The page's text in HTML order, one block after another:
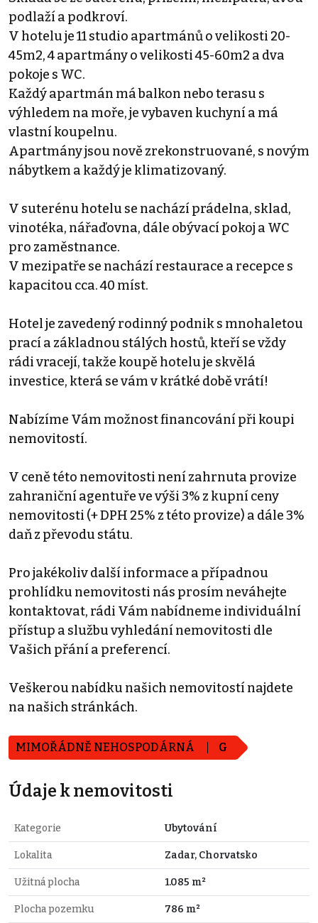
podlaží a podkroví.
V hotelu je 11 studio apartmánů o velikosti 20-
45m2, 4 apartmány o velikosti 45-60m2 a dva
pokoje s WC.
Každý apartmán má balkon nebo terasu s
výhledem na moře, je vybaven kuchyní a má
vlastní koupelnu.
Apartmány jsou nově zrekonstruované, s novým
nábytkem a každý je klimatizovaný.
V suterénu hotelu se nachází prádelna, sklad,
vinotéka, nářaďovna, dále obývací pokoj a WC
pro zaměstnance.
V mezipatře se nachází restaurace a recepce s
kapacitou cca. 40 míst.
Hotel je zavedený rodinný podnik s mnohaletou
prací a základnou stálých hostů, kteří se vždy
rádi vracejí, takže koupě hotelu je skvělá
investice, která se vám v krátké době vrátí!
Nabízíme Vám možnost financování při koupi
nemovitostí.
V ceně této nemovitosti není zahrnuta provize
zahraniční agentuře ve výši 3% z kupní ceny
nemovitosti (+ DPH 25% z této provize) a dále 3%
daň z převodu státu.
Pro jakékoliv další informace a případnou
prohlídku nemovitosti nás prosím neváhejte
kontaktovat, rádi Vám nabídneme individuální
přístup a službu vyhledání nemovitosti dle
Vašich přání a preferencí.
Veškerou nabídku našich nemovitostí najdete
na našich stránkách.
MIMOŘÁDNĚ NEHOSPODÁRNÁ G
Údaje k nemovitosti
Kategorie Ubytování
Lokalita Zadar, Chorvatsko
Užitná plocha 1.085 m²
Plocha pozemku 786 m²